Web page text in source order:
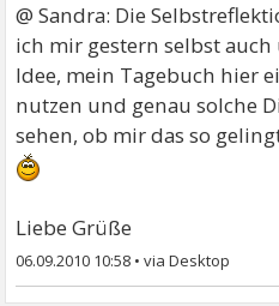
@ Sandra: Die
ich mir gestern selbst
Idee, mein Tagebuch hier
nutzen und genau solche
sehen, ob mir das so
Liebe Grüße
06.09.2010 10:58 •